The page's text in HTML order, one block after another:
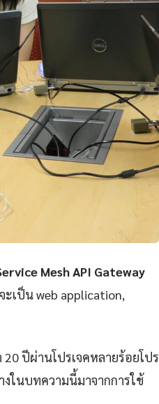
Mesh API Gateway
เป็น web application,
ปีผ่านโปรเจคหลายร้อยโปร
ในบทความนี้มาจากการใช้